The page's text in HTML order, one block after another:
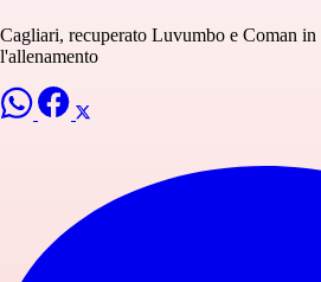
Cagliari, recuperato Luvumbo e Coman
l'allenamento